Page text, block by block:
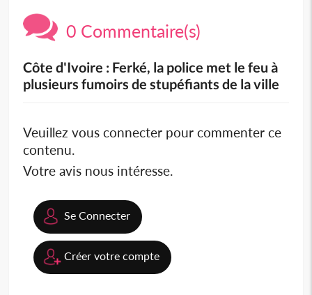
0 Commentaire(s)
Côte d'Ivoire : Ferké, la police met le feu à
plusieurs fumoirs de stupéfiants de la ville
Veuillez vous connecter pour commenter ce
contenu.
Votre avis nous intéresse.
Se Connecter
Créer votre compte